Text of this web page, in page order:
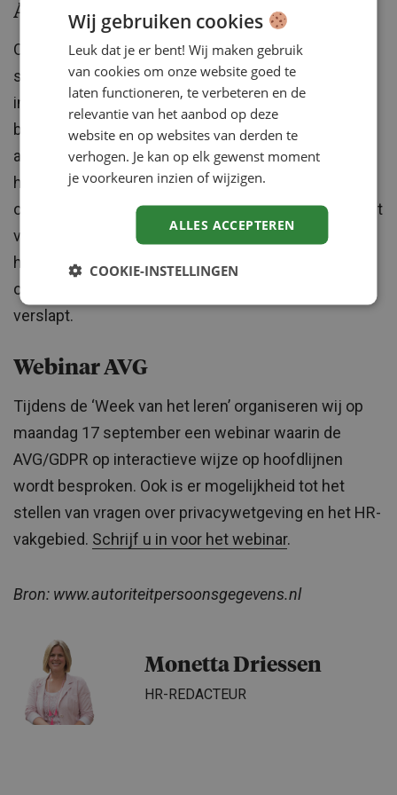
Aandacht vasthouden
Ook de vakmedia heeft op dit moment uiteraard nog
steeds aandacht voor de AVG. Niet alleen
inhoudelijke informatie komt nog regelmatig aan
bod, ook wordt het belang opgemerkt om de
aandacht voor deze nieuwe regelgeving vast te
houden. Organisaties doen er goed aan te focussen
op een blijvende gedragsverandering. Al met al is het
voor HRM’ers nog altijd belangrijk om goed op de
hoogte te zijn welke verplichtingen gelden voor hun
organisatie en te waken dat de aandacht niet
verslapt.
Webinar AVG
Tijdens de ‘Week van het leren’ organiseren wij op
maandag 17 september een webinar waarin de
AVG/GDPR op interactieve wijze op hoofdlijnen
wordt besproken. Ook is er mogelijkheid tot het
stellen van vragen over privacywetgeving en het HR-
vakgebied. Schrijf u in voor het webinar.
Bron: www.autoriteitpersoonsgegevens.nl
Monetta Driessen
HR-REDACTEUR
Wij gebruiken cookies
Leuk dat je er bent! Wij maken gebruik
van cookies om onze website goed te
laten functioneren, te verbeteren en de
relevantie van het aanbod op deze
website en op websites van derden te
verhogen. Je kan op elk gewenst moment
je voorkeuren inzien of wijzigen.
ALLES ACCEPTEREN
COOKIE-INSTELLINGEN